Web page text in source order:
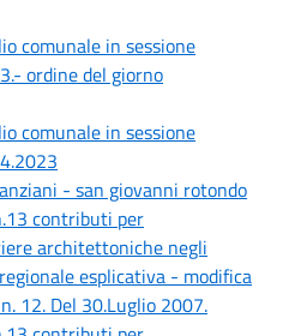
comunale in sessione
ordine del giorno
comunale in sessione
- san giovanni rotondo
contributi per
architettoniche negli
esplicativa - modifica
12. Del 30.Luglio 2007.